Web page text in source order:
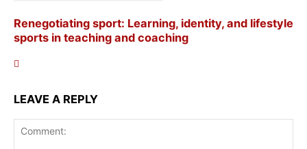
Renegotiating sport: Learning, identity, and lifestyle
sports in teaching and coaching
LEAVE A REPLY